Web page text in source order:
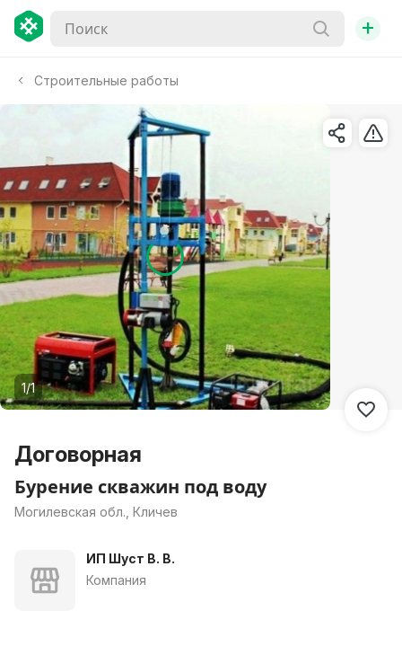
+
Строительные работы
1/1
Договорная
Бурение скважин под воду
Могилевская обл., Кличев
ИП Шуст В. В.
Компания